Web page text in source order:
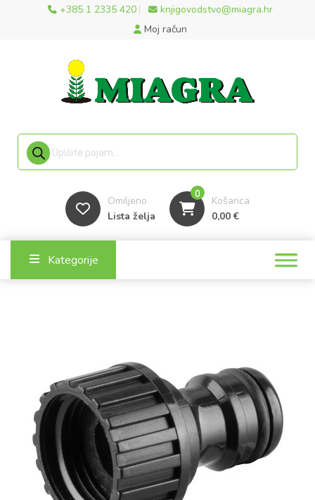
+385 1 2335 420
knjigovodstvo@miagra.hr
Moj račun
Products search
Omiljeno
Lista želja
0
Košarica
0,00€
Kategorije